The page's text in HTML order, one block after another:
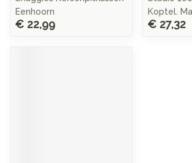
Eenhoorn
€ 22,99
Koptel.
€ 27,32